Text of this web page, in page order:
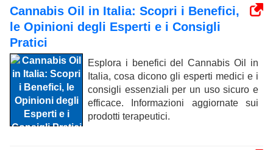
Cannabis Oil in Italia: Scopri i Benefici,
le Opinioni degli Esperti e i Consigli
Pratici
Esplora i benefici del Cannabis Oil in
Italia, cosa dicono gli esperti medici e i
consigli essenziali per un uso sicuro e
efficace. Informazioni aggiornate sui
prodotti terapeutici.